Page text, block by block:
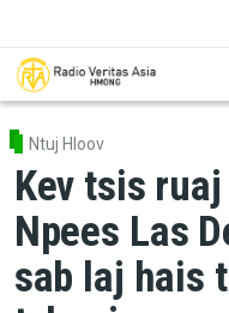
Ntuj Hloov
Kev tsis
Npees Las
sab laj hais